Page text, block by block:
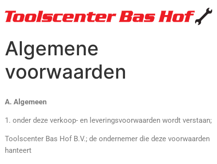
Algemene
voorwaarden
A. Algemeen
1. onder deze verkoop- en leveringsvoorwaarden wordt verstaan;
Toolscenter Bas Hof B.V.; de ondernemer die deze voorwaarden
hanteert